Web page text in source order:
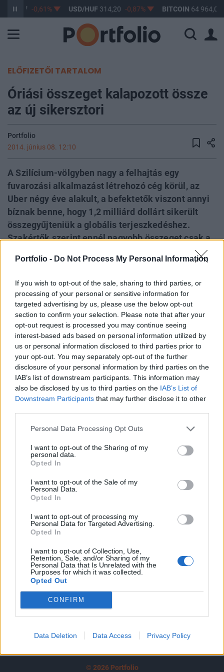
Portfolio - Do Not Process My Personal Information
If you wish to opt-out of the sale, sharing to third parties, or
processing of your personal or sensitive information for
targeted advertising by us, please use the below opt-out
section to confirm your selection. Please note that after your
opt-out request is processed you may continue seeing
interest-based ads based on personal information utilized by
us or personal information disclosed to third parties prior to
your opt-out. You may separately opt-out of the further
disclosure of your personal information by third parties on the
IAB’s list of downstream participants. This information may
also be disclosed by us to third parties on the IAB’s List of
Downstream Participants that may further disclose it to other
Personal Data Processing Opt Outs
I want to opt-out of the Sharing of my
personal data.
Opted In
I want to opt-out of the Sale of my
Personal Data.
Opted In
I want to opt-out of processing my
Personal Data for Targeted Advertising.
Opted In
I want to opt-out of Collection, Use,
Retention, Sale, and/or Sharing of my
Personal Data that Is Unrelated with the
Purposes for which it was collected.
Opted Out
CONFIRM
Data Deletion Data Access Privacy Policy
363,17 -0,61% USD/HUF314,20 -0,87% BITCOIN 64 964,07
ELŐFIZETŐI TARTALOM
Óriási összeget kalapozott össze
az új sikersztori
Portfolio
2014. június 08. 12:10
A Szilícium-völgyben nagy a felhajtás egy
fuvarozási alkalmazást létrehozó cég körül, az
Uber négy éve alakult, a befektetők viszont annyi
bíznak benne, hogy 1,2 milliárd dollárt sikerült
összegyűjteniük a globális terjeszkedéshez.
Szakértők szerint ennél nagyobb összeget csak a
Facebook tudott megszerezni a tőzsdére lépés
előtt, a társaság pedig már most 18,2 milliárd
tőkések adták össze, a Reuters által megkérdezett
elemzők nagyon optimisták a jövőt illetően.
Mindössze négy éves a szilícium-völgyi Uber startup, a
befektetők azonban megvesznek a cégért, amit mi sem
mutat jobban, mint hogy 1,2 milliárd dollárnyi friss tőkét
sikerült összegyűjteniük alapkezelőktől és kockázatitőke-
befektetőktől. A gyorsan növekvő társaságot a bevont
forrás alapján 18,2 milliárd dollárosra értékelik, amellyel
jelenleg az egyik legértékesebb...
KEDVES OLVASÓNK!
A keresett cikk a portfolio.hu hírarchívumához
tartozik, melynek olvasása előfizetéses
Az előfizetés a következőket tartalmazza:
Portfolio.hu teljes cikkarchívum
Kötéslisták: BÉT elmúlt 2 év napon belüli
kötéslistái
Előfizetés
MÁR ELŐFIZETŐNK VAGY?BEJELENTKEZÉS
© 2026 Portfolio